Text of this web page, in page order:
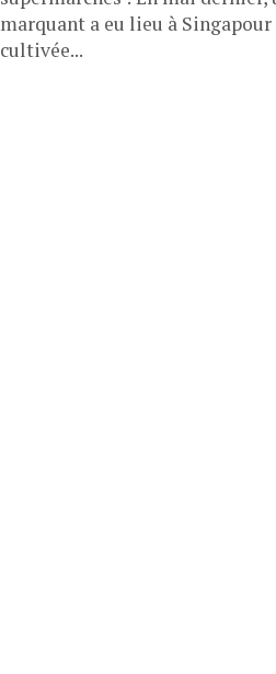
marquant a eu lieu à
cultivée...